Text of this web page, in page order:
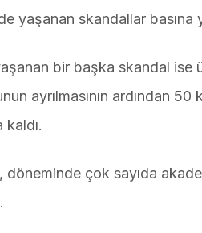
yaşanan skandallar basına
bir başka skandal
ayrılmasının ardından
kaldı.
çok sayıda